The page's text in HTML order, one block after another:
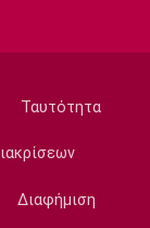
από την
Ταυτότητα
Διαφήμιση